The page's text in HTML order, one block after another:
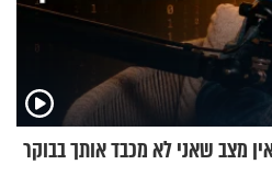
מצב שאני לא מכבד אותך בבוקר